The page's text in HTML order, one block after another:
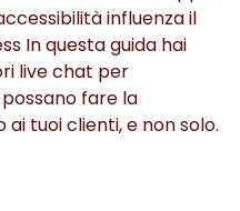
influenza il
In questa guida hai
live chat per
fare la
tuoi clienti, e non solo.